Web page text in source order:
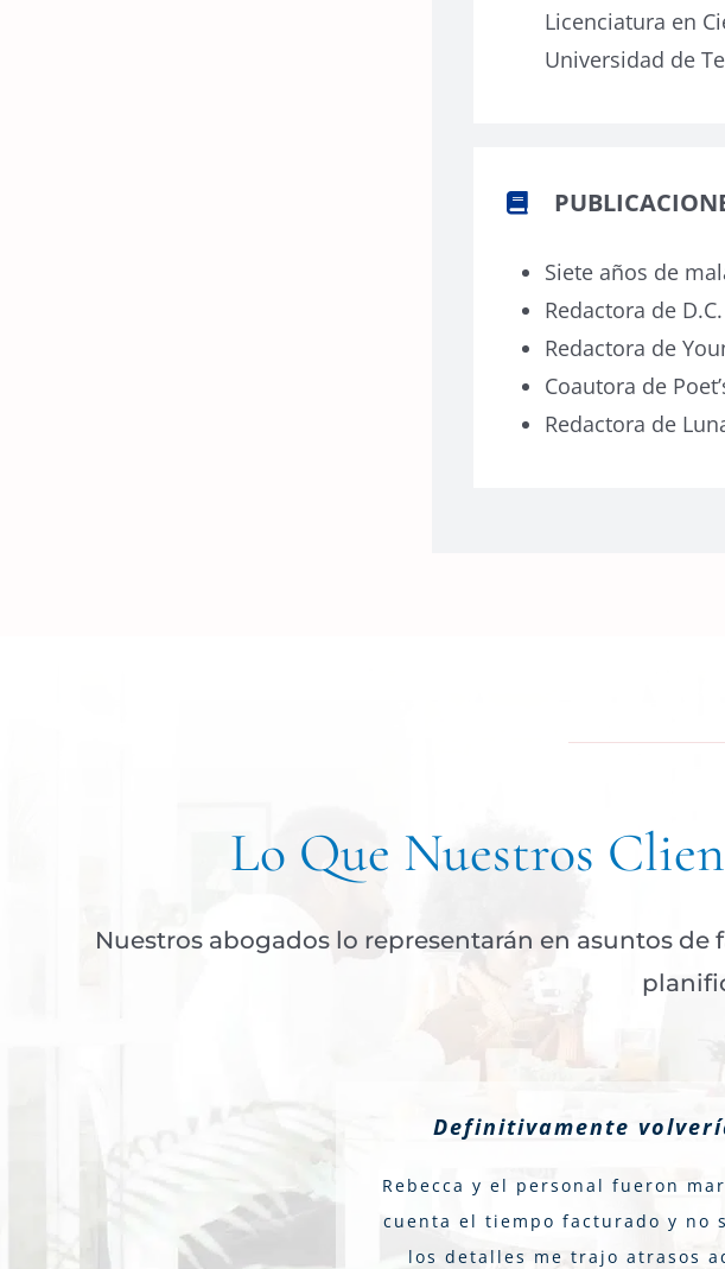
Licenciatura en
Universidad de
Siete años de
Redactora de
Redactora de
Coautora de
Redactora de
Lo Que Nuestros
Nuestros abogados lo representarán en asuntos
Definitivamente
Rebecca y el personal fueron
cuenta el tiempo facturado y no
los detalles me trajo atrasos